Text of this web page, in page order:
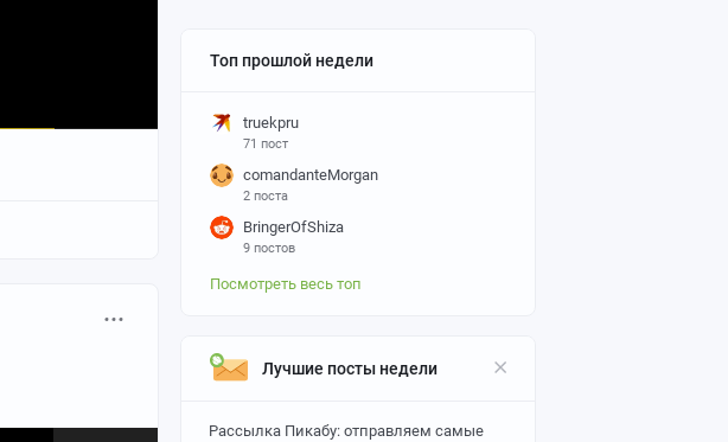
Топ прошлой недели
truekpru
71 пост
comandanteMorgan
2 поста
BringerOfShiza
9 постов
Посмотреть весь топ
Лучшие посты недели
Рассылка Пикабу: отправляем самые